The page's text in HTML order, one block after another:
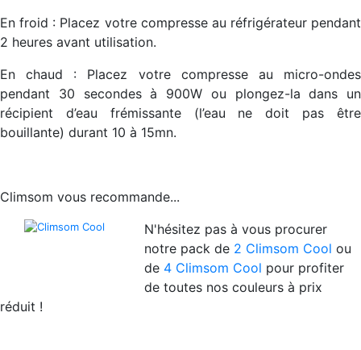
En froid : Placez votre compresse au réfrigérateur pendant
2 heures avant utilisation.
En chaud : Placez votre compresse au micro-ondes
pendant 30 secondes à 900W ou plongez-la dans un
récipient d’eau frémissante (l’eau ne doit pas être
bouillante) durant 10 à 15mn.
Climsom vous recommande...
N'hésitez pas à vous procurer
notre pack de 2 Climsom Cool ou
de 4 Climsom Cool pour profiter
de toutes nos couleurs à prix
réduit !